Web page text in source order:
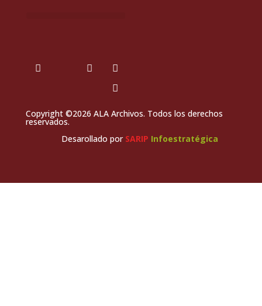
Copyright ©2026 ALA Archivos. Todos los derechos
reservados.
Desarollado por SARIP Infoestratégica